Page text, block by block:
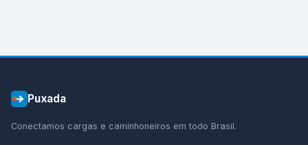
Puxada
Conectamos cargas e caminhoneiros em todo Brasil.